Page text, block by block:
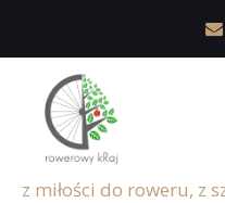
z miłości do roweru, z